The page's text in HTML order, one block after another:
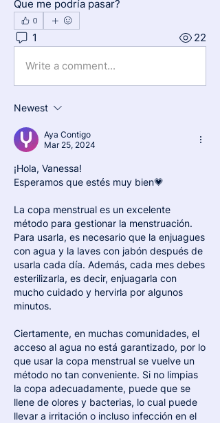
Que me podría pasar?
0
1 22
Write a comment...
Newest
Aya Contigo
Mar 25, 2024
¡Hola, Vanessa!
Esperamos que estés muy bien💗
La copa menstrual es un excelente
método para gestionar la menstruación.
Para usarla, es necesario que la enjuagues
con agua y la laves con jabón después de
usarla cada día. Además, cada mes debes
esterilizarla, es decir, enjuagarla con
mucho cuidado y hervirla por algunos
minutos.
Ciertamente, en muchas comunidades, el
acceso al agua no está garantizado, por lo
que usar la copa menstrual se vuelve un
método no tan conveniente. Si no limpias
la copa adecuadamente, puede que se
llene de olores y bacterias, lo cual puede
llevar a irritación o incluso infección en el